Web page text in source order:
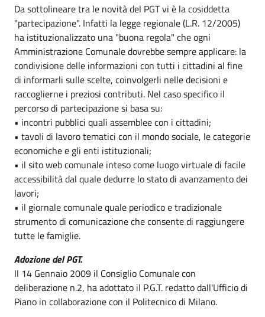
Da sottolineare tra le novità del PGT vi è la cosiddetta
"partecipazione". Infatti la legge regionale (L.R. 12/2005)
ha istituzionalizzato una "buona regola" che ogni
Amministrazione Comunale dovrebbe sempre applicare: la
condivisione delle informazioni con tutti i cittadini al fine
di informarli sulle scelte, coinvolgerli nelle decisioni e
raccoglierne i preziosi contributi. Nel caso specifico il
percorso di partecipazione si basa su:
• incontri pubblici quali assemblee con i cittadini;
• tavoli di lavoro tematici con il mondo sociale, le categorie
economiche e gli enti istituzionali;
• il sito web comunale inteso come luogo virtuale di facile
accessibilità dal quale dedurre lo stato di avanzamento dei
lavori;
• il giornale comunale quale periodico e tradizionale
strumento di comunicazione che consente di raggiungere
tutte le famiglie.
Adozione del PGT.
Il 14 Gennaio 2009 il Consiglio Comunale con
deliberazione n.2, ha adottato il P.G.T. redatto dall'Ufficio di
Piano in collaborazione con il Politecnico di Milano.